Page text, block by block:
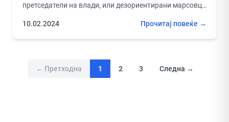
претседатели на влади, или дезориентирани марсовци
10.02.2024
Прочитај повеќе →
← Претходна 1 2 3 Следна →